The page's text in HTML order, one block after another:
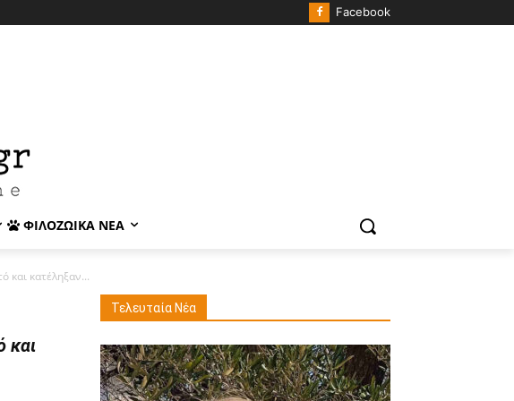
Facebook
ΦΙΛΟΖΩΙΚΆ ΝΈΑ
και κατέληξαν...
και
Τελευταία Νέα